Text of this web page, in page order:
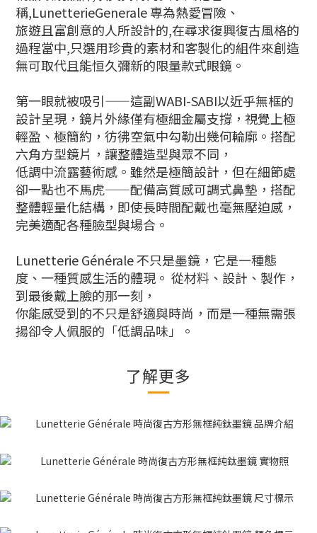
稱,LunetterieGenerale 專為熱愛冒險、
旅遊且富創意的人所設計的,在尋求復興復古風格的
過程當中,只選用珍貴的素材和客製化的組件來創造
無可取代且能恒久彌新的限量款式眼鏡。
第一眼就被吸引——這副WABI-SABI以近乎無框的
設計呈現，鏡片外緣僅有極細金屬支撐，視覺上極
輕盈、極簡約，彷彿空氣中勾勒出幾何輪廓。 搭配
六角方型鏡片，讓整體造型與眾不同，
低調中流露藝術感。 雖然是極簡設計，但在細節處
卻一點也不馬虎——配備高質感可調式鼻墊，搭配
整體輕量化結構，即使長時間配戴也毫無壓迫感，
完美適配各種臉型與場合。
Lunetterie Générale 不只是墨鏡，它是一種態
度、一種質感生活的體現。 從材料、設計、製作，
到最後戴上臉的那一刻，
你能感受到的不只是舒適與時尚，而是一種無需張
揚卻令人佩服的「低調品味」。
了解更多